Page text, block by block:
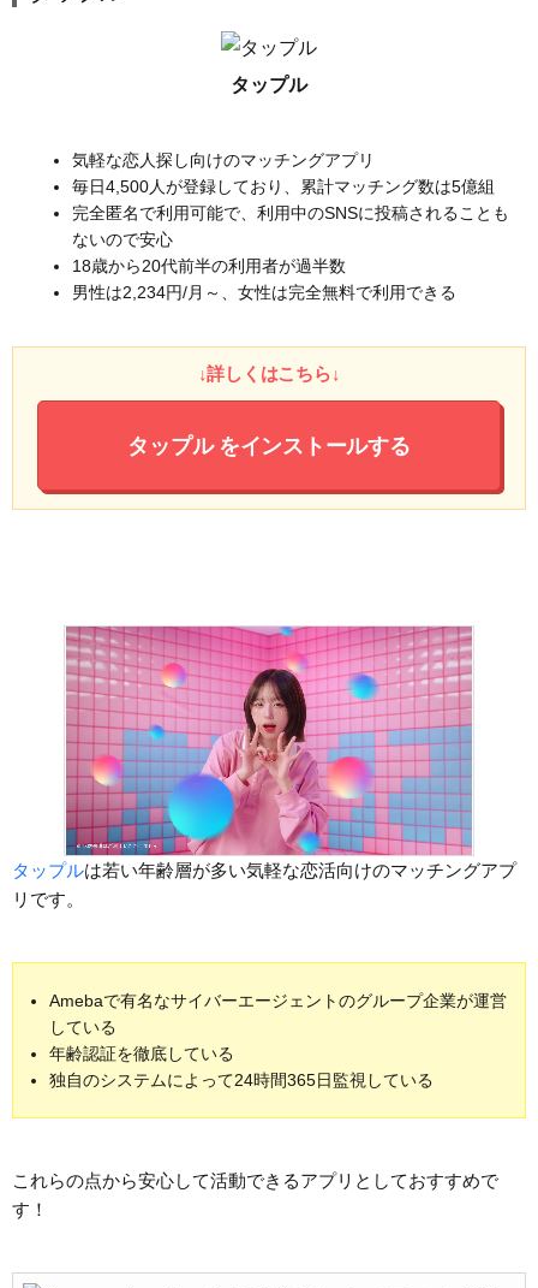
タップル
気軽な恋人探し向けのマッチングアプリ
毎日4,500人が登録しており、累計マッチング数は5億組
完全匿名で利用可能で、利用中のSNSに投稿されることも
ないので安心
18歳から20代前半の利用者が過半数
男性は2,234円/月～、女性は完全無料で利用できる
↓詳しくはこちら↓
タップルをインストールする
タップルは若い年齢層が多い気軽な恋活向けのマッチングアプ
リです。
Amebaで有名なサイバーエージェントのグループ企業が運営
している
年齢認証を徹底している
独自のシステムによって24時間365日監視している
これらの点から安心して活動できるアプリとしておすすめで
す！